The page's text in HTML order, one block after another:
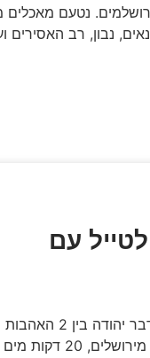
נטעם
נבון, רב האסירים
עם
"כאן אני חי,